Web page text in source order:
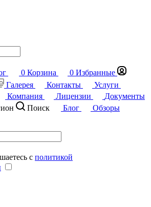
0 Корзина 0 Избранные
Галерея Контакты
Услуги
Компания Лицензии
Документы
Поиск Блог
Обзоры
с политикой